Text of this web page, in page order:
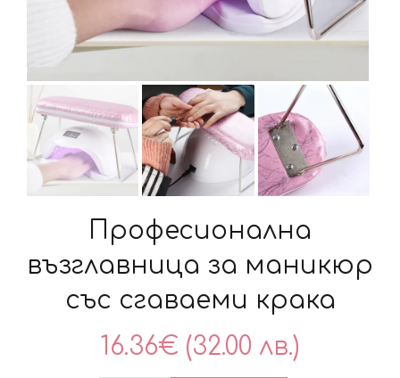
Професионална
възглавница за маникюр
със сгаваеми крака
16.36€ (32.00 лв.)